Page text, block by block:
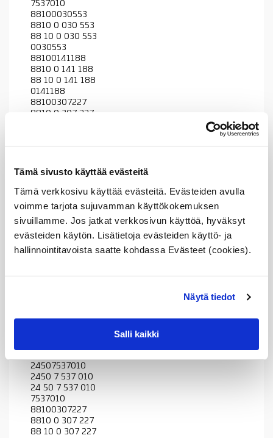
Tämä sivusto käyttää evästeitä
Tämä verkkosivu käyttää evästeitä. Evästeiden avulla
voimme tarjota sujuvamman käyttökokemuksen
sivuillamme. Jos jatkat verkkosivun käyttöä, hyväksyt
evästeiden käytön. Lisätietoja evästeiden käyttö- ja
hallinnointitavoista saatte kohdassa Evästeet (cookies).
Näytä tiedot
Salli kaikki
7537010
88100030553
8810 0 030 553
88 10 0 030 553
0030553
88100141188
8810 0 141 188
88 10 0 141 188
0141188
88100307227
8810 0 307 227
88100390259
88 10 0 390 259
88100407842
8810 0 407 842
88 10 0 407 842
0407842
88100422676
8810 0 422 676
07119904517
24507537010
2450 7 537 010
24 50 7 537 010
7537010
88100307227
8810 0 307 227
88 10 0 307 227